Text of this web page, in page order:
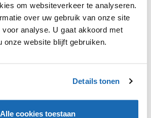
om websiteverkeer te analyseren.
over uw gebruik van onze site
voor analyse. U gaat akkoord met
website blijft gebruiken.
Details tonen
Alle cookies toestaan
Specsavers gaan hun leven delen
in een nieuwe campagne. De
bent meer dan je baan' en in zes
een dag uit het leven van één van